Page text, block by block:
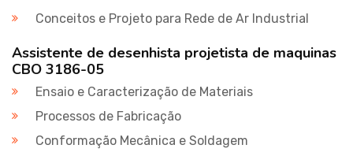
Conceitos e Projeto para Rede de Ar Industrial
Assistente de desenhista projetista de maquinas
CBO 3186-05
Ensaio e Caracterização de Materiais
Processos de Fabricação
Conformação Mecânica e Soldagem